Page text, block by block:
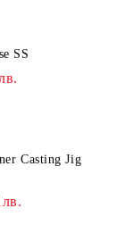
SS
Casting Jig